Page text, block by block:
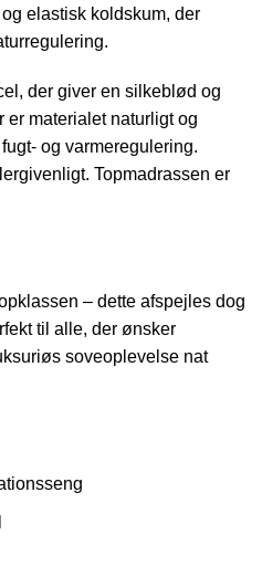
elastisk koldskum, der
der giver en silkeblød og
er materialet naturligt og
og varmeregulering.
Topmadrassen er
– dette afspejles dog
til alle, der ønsker
soveoplevelse nat